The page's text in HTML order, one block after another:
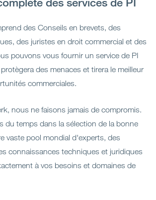
des Conseils en brevets, des
des juristes en droit commercial et des
pouvons vous fournir un service de PI
des menaces et tirera le meilleur
commerciales.
nous ne faisons jamais de compromis.
du temps dans la sélection de la bonne
vaste pool mondial d'experts, des
connaissances techniques et juridiques
à vos besoins et domaines de